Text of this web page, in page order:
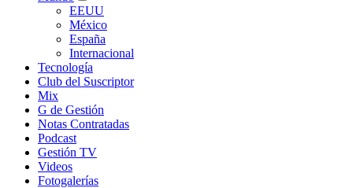
EEUU
México
España
Internacional
Tecnología
Club del Suscriptor
Mix
G de Gestión
Notas Contratadas
Podcast
Gestión TV
Videos
Fotogalerías